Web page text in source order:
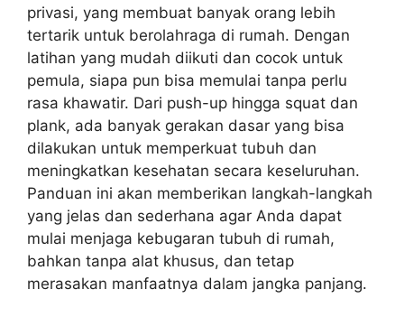
privasi, yang membuat banyak orang lebih
tertarik untuk berolahraga di rumah. Dengan
latihan yang mudah diikuti dan cocok untuk
pemula, siapa pun bisa memulai tanpa perlu
rasa khawatir. Dari push-up hingga squat dan
plank, ada banyak gerakan dasar yang bisa
dilakukan untuk memperkuat tubuh dan
meningkatkan kesehatan secara keseluruhan.
Panduan ini akan memberikan langkah-langkah
yang jelas dan sederhana agar Anda dapat
mulai menjaga kebugaran tubuh di rumah,
bahkan tanpa alat khusus, dan tetap
merasakan manfaatnya dalam jangka panjang.